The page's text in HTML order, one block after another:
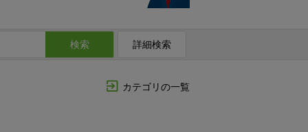
検索 詳細検索
カテゴリの一覧